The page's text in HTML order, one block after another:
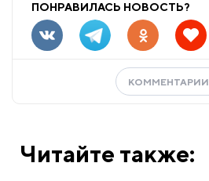
ПОНРАВИЛАСЬ НОВОСТЬ?
КОММЕНТАРИИ
Читайте также: